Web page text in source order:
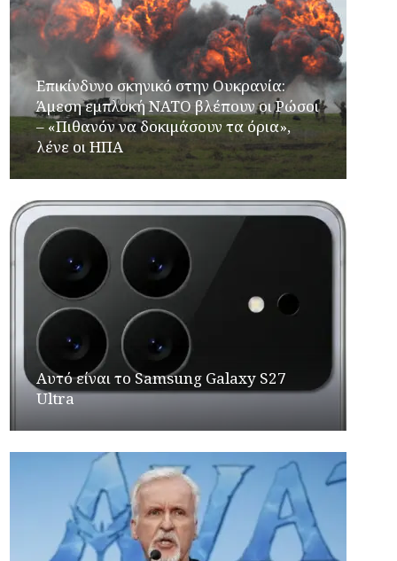
Επικίνδυνο σκηνικό στην Ουκρανία:
Άμεση εμπλοκή ΝΑΤΟ βλέπουν οι Ρώσοι
– «Πιθανόν να δοκιμάσουν τα όρια»,
λένε οι ΗΠΑ
Αυτό είναι το Samsung Galaxy S27
Ultra